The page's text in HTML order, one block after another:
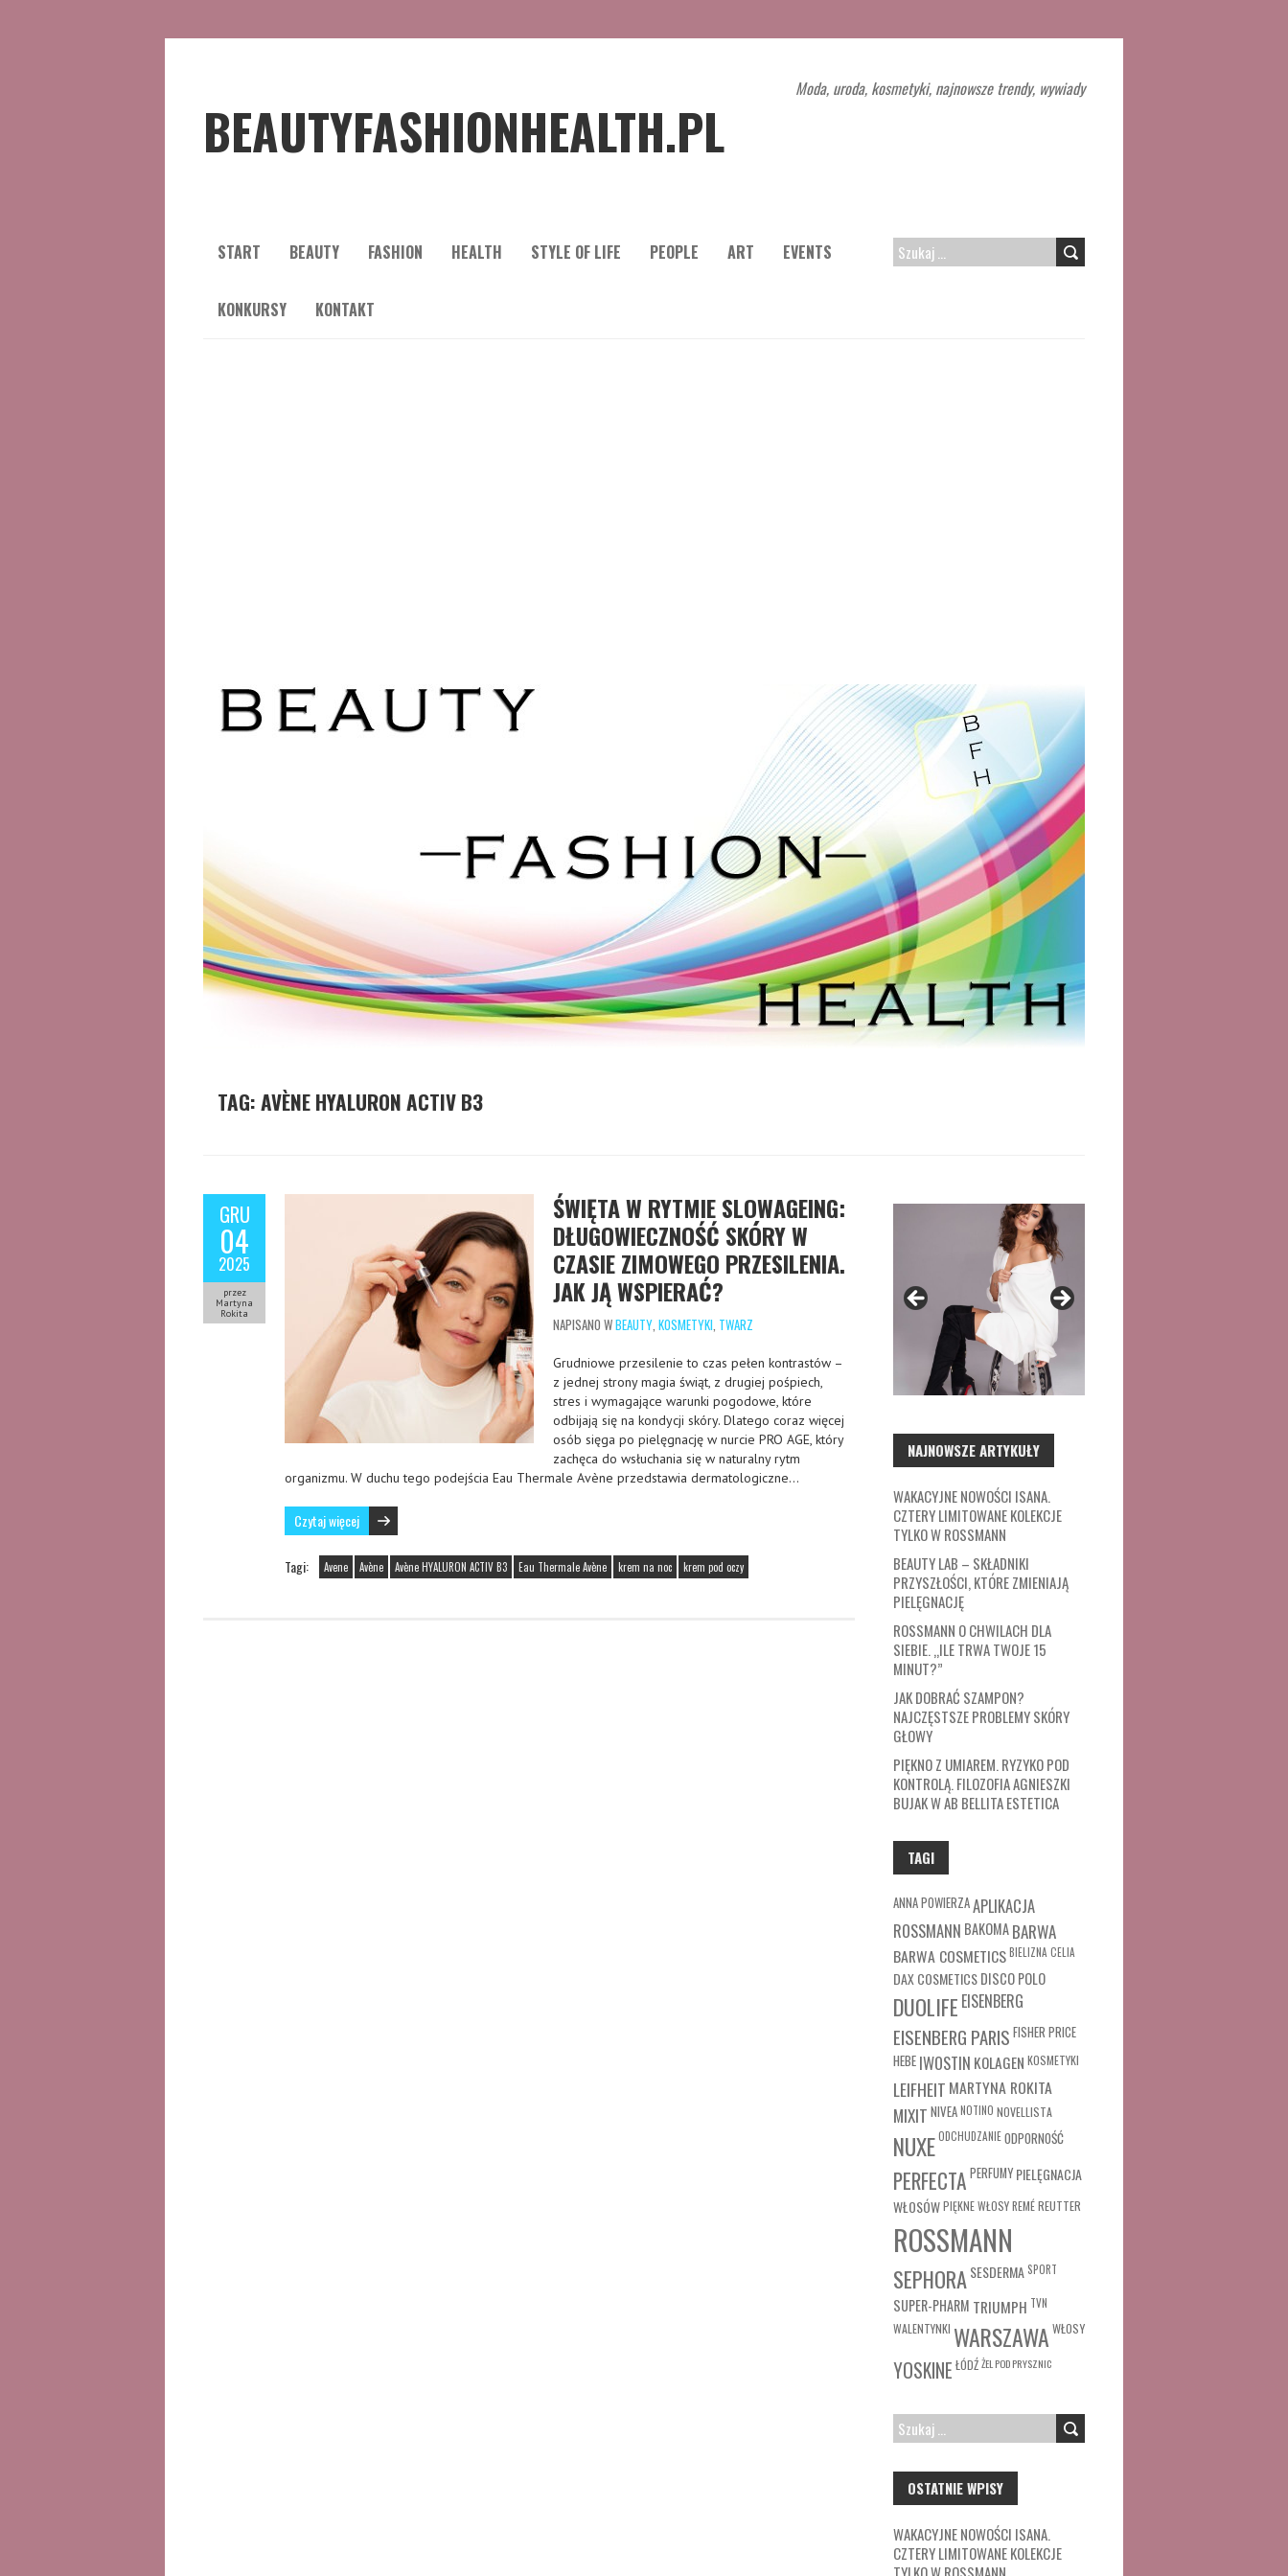
BEAUTYFASHIONHEALTH.PL
Moda, uroda, kosmetyki, najnowsze trendy, wywiady
START BEAUTY FASHION HEALTH STYLE OF LIFE PEOPLE ART EVENTS
KONKURSY KONTAKT
SZUKAJ:
TAG:AVÈNE HYALURON ACTIV B3
GRU
04
2025
przez
Martyna
Rokita
ŚWIĘTA W RYTMIE SLOWAGEING:
DŁUGOWIECZNOŚĆ SKÓRY W
CZASIE ZIMOWEGO PRZESILENIA.
JAK JĄ WSPIERAĆ?
NAPISANO WBEAUTY, KOSMETYKI, TWARZ
Grudniowe przesilenie to czas pełen kontrastów –
z jednej strony magia świąt, z drugiej pośpiech,
stres i wymagające warunki pogodowe, które
odbijają się na kondycji skóry. Dlatego coraz więcej
osób sięga po pielęgnację w nurcie PRO AGE, który
zachęca do wsłuchania się w naturalny rytm
organizmu. W duchu tego podejścia Eau Thermale Avène przedstawia dermatologiczne…
Czytaj więcej
Tagi: Avene Avène Avène HYALURON ACTIV B3 Eau Thermale Avène krem na noc krem pod oczy
NAJNOWSZE ARTYKUŁY
WAKACYJNE NOWOŚCI ISANA.
CZTERY LIMITOWANE KOLEKCJE
TYLKO W ROSSMANN
BEAUTY LAB – SKŁADNIKI
PRZYSZŁOŚCI, KTÓRE ZMIENIAJĄ
PIELĘGNACJĘ
ROSSMANN O CHWILACH DLA
SIEBIE. „ILE TRWA TWOJE 15
MINUT?”
JAK DOBRAĆ SZAMPON?
NAJCZĘSTSZE PROBLEMY SKÓRY
GŁOWY
PIĘKNO Z UMIAREM. RYZYKO POD
KONTROLĄ. FILOZOFIA AGNIESZKI
BUJAK W AB BELLITA ESTETICA
TAGI
ANNA POWIERZAAPLIKACJA
ROSSMANN BAKOMABARWA
BARWA COSMETICSBIELIZNA CELIA
DAX COSMETICSDISCO POLO
DUOLIFE EISENBERG
EISENBERG PARIS FISHER PRICE
HEBE IWOSTIN KOLAGEN KOSMETYKI
LEIFHEIT MARTYNA ROKITA
MIXIT NIVEANOTINO NOVELLISTA
NUXEODCHUDZANIEODPORNOŚĆ
PERFECTA PERFUMY PIELĘGNACJA
WŁOSÓWPIĘKNE WŁOSYREMÉREUTTER
ROSSMANN
SEPHORASESDERMA SPORT
SUPER-PHARM TRIUMPH TVN
WALENTYNKI WARSZAWA WŁOSY
YOSKINE ŁÓDŹŻEL POD PRYSZNIC
SZUKAJ:
OSTATNIE WPISY
WAKACYJNE NOWOŚCI ISANA.
CZTERY LIMITOWANE KOLEKCJE